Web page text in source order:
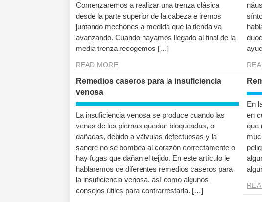
Comenzaremos a realizar una trenza clásica
desde la parte superior de la cabeza e iremos
juntando mechones a medida que la tienda va
avanzando. Cuando hayamos llegado al final de la
media trenza recogemos […]
READ MORE
Remedios caseros para la insuficiencia
venosa
La insuficiencia venosa se produce cuando las
venas de las piernas quedan bloqueadas, o
dañadas, debido a válvulas defectuosas y la
sangre no se bombea al corazón correctamente o
hay fugas que dañan el tejido. En este artículo le
hablaremos de diferentes remedios caseros para
la insuficiencia venosa, así como algunos
consejos útiles para contrarrestarla. […]
En
en
que